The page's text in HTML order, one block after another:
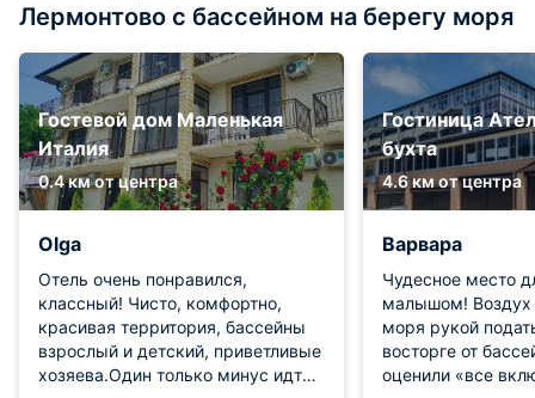
Лермонтово с бассейном на берегу моря
Гостевой дом Маленькая
Италия
0.4 км от центра
Olga
Отель очень понравился,
классный! Чисто, комфортно,
красивая территория, бассейны
взрослый и детский, приветливые
хозяева.Один только минус идти
Гостиница
бухта
4.6 км от центра
Варвара
Чудесное место
малышом! Воздух
моря рукой
восторге от
оценили «все